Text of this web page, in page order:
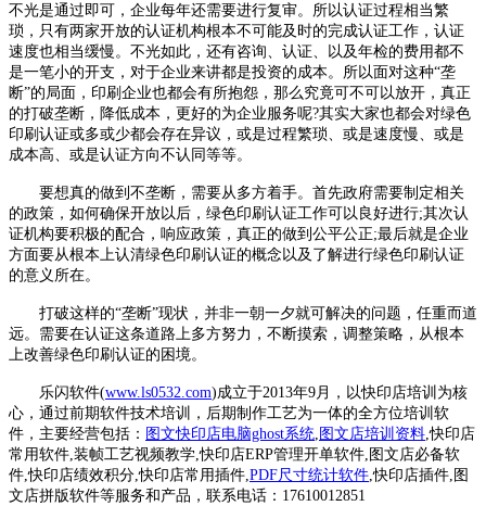
不光是通过即可，企业每年还需要进行复审。所以认证过程相当繁
琐，只有两家开放的认证机构根本不可能及时的完成认证工作，认证
速度也相当缓慢。不光如此，还有咨询、认证、以及年检的费用都不
是一笔小的开支，对于企业来讲都是投资的成本。所以面对这种“垄
断”的局面，印刷企业也都会有所抱怨，那么究竟可不可以放开，真正
的打破垄断，降低成本，更好的为企业服务呢?其实大家也都会对绿色
印刷认证或多或少都会存在异议，或是过程繁琐、或是速度慢、或是
成本高、或是认证方向不认同等等。
要想真的做到不垄断，需要从多方着手。首先政府需要制定相关
的政策，如何确保开放以后，绿色印刷认证工作可以良好进行;其次认
证机构要积极的配合，响应政策，真正的做到公平公正;最后就是企业
方面要从根本上认清绿色印刷认证的概念以及了解进行绿色印刷认证
的意义所在。
打破这样的“垄断”现状，并非一朝一夕就可解决的问题，任重而道
远。需要在认证这条道路上多方努力，不断摸索，调整策略，从根本
上改善绿色印刷认证的困境。
乐闪软件(www.ls0532.com)成立于2013年9月，以快印店培训为核
心，通过前期软件技术培训，后期制作工艺为一体的全方位培训软
件，主要经营包括： 图文快印店电脑ghost系统, 图文店培训资料,快印店
常用软件,装帧工艺视频教学,快印店ERP管理开单软件,图文店必备软
件,快印店绩效积分,快印店常用插件,PDF尺寸统计软件,快印店插件,图
文店拼版软件等服务和产品，联系电话：17610012851